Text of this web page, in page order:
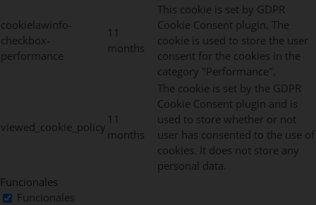
cookielawinfo-
checkbox-
performance
11
months
This cookie is set by GDPR
Cookie Consent plugin. The
cookie is used to store the user
consent for the cookies in the
category "Performance".
viewed_cookie_policy
11
months
The cookie is set by the GDPR
Cookie Consent plugin and is
used to store whether or not
user has consented to the use of
cookies. It does not store any
personal data.
Funcionales
Funcionales